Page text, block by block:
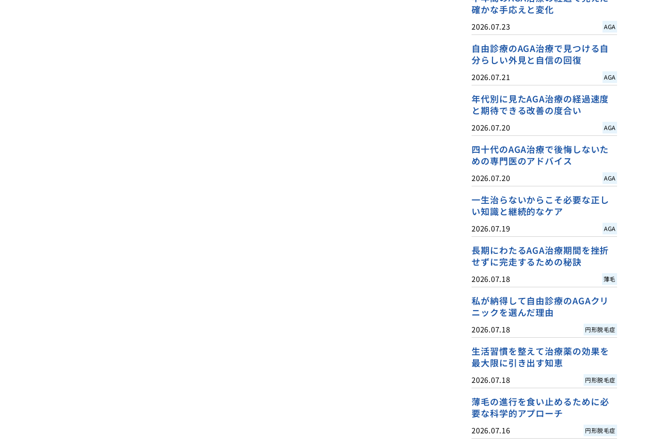
確かな手応えと変化
2026.07.23 AGA
自由診療のAGA治療で見つける自
分らしい外見と自信の回復
2026.07.21 AGA
年代別に見たAGA治療の経過速度
と期待できる改善の度合い
2026.07.20 AGA
四十代のAGA治療で後悔しないた
めの専門医のアドバイス
2026.07.20 AGA
一生治らないからこそ必要な正し
い知識と継続的なケア
2026.07.19 AGA
長期にわたるAGA治療期間を挫折
せずに完走するための秘訣
2026.07.18 薄毛
私が納得して自由診療のAGAクリ
ニックを選んだ理由
2026.07.18 円形脱毛症
生活習慣を整えて治療薬の効果を
最大限に引き出す知恵
2026.07.18 円形脱毛症
薄毛の進行を食い止めるために必
要な科学的アプローチ
2026.07.16 円形脱毛症